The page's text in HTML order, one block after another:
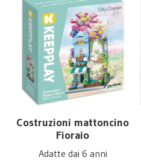
Costruzioni mattoncino
Fioraio
Adatte dai 6 anni